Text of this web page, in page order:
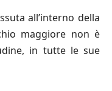
all’interno della
maggiore non è
in tutte le sue